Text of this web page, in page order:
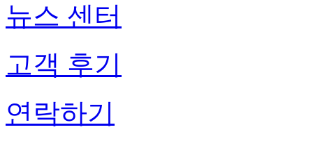
뉴스 센터
고객 후기
연락하기